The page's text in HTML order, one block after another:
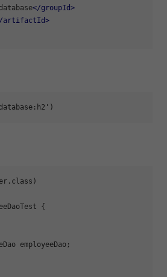
</groupId>
artifactId>
{
employeeDao;